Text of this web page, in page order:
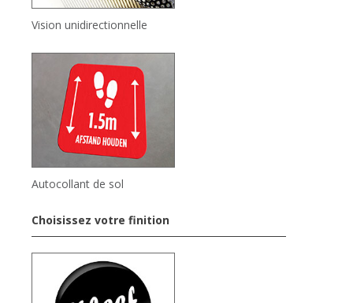
Vision unidirectionnelle
Autocollant de sol
Choisissez votre finition